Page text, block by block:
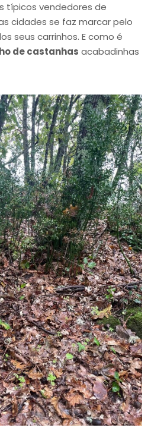
típicos vendedores de
cidades se faz marcar pelo
seus carrinhos. E como é
de castanhas acabadinhas